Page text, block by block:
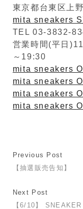
東京都台東区上
mita sneakers
TEL 03-3832-
営業時間(平日
～19:30
mita sneakers
mita sneakers
mita sneakers
mita sneakers
Previous Post
【抽選販売告知】
Next Post
【6/10】